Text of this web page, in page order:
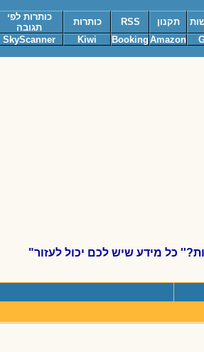
תקנון RSS כותרות
כותרות לפי
תגובה
Amazon
Booking
Kiwi
SkyScanner
כל מידע שיש לכם יכול לעזור"